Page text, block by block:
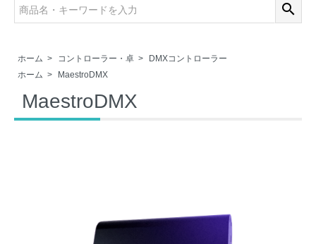
search
ホーム > コントローラー・卓 >
DMXコントローラー
ホーム > MaestroDMX
MaestroDMX